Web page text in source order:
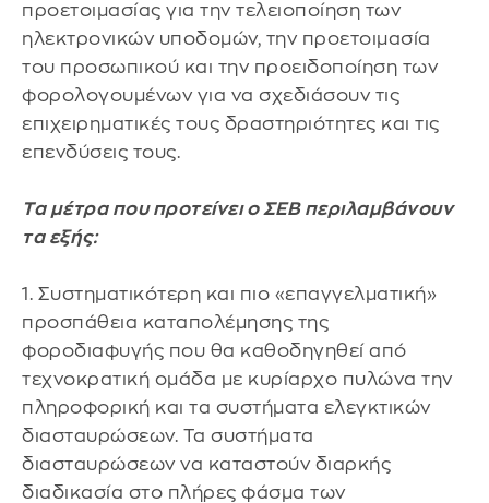
προετοιμασίας για την τελειοποίηση των
ηλεκτρονικών υποδομών, την προετοιμασία
του προσωπικού και την προειδοποίηση των
φορολογουμένων για να σχεδιάσουν τις
επιχειρηματικές τους δραστηριότητες και τις
επενδύσεις τους.
Τα μέτρα που προτείνει ο ΣΕΒ περιλαμβάνουν
τα εξής:
1. Συστηματικότερη και πιο «επαγγελματική»
προσπάθεια καταπολέμησης της
φοροδιαφυγής που θα καθοδηγηθεί από
τεχνοκρατική ομάδα με κυρίαρχο πυλώνα την
πληροφορική και τα συστήματα ελεγκτικών
διασταυρώσεων. Τα συστήματα
διασταυρώσεων να καταστούν διαρκής
διαδικασία στο πλήρες φάσμα των